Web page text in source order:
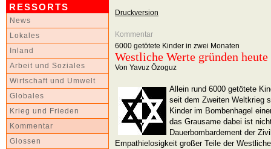
RESSORTS
News
Lokales
Inland
Arbeit und Soziales
Wirtschaft und Umwelt
Globales
Krieg und Frieden
Kommentar
Glossen
Druckversion
Kommentar
6000 getötete Kinder in zwei Monaten
Westliche Werte gründen
Von Yavuz Özoguz
Allein rund 6000 getötete
seit dem Zweiten Weltkrieg
Kinder im Bombenhagel
das Grausame dabei ist
Dauerbombardement der
Empathielosigkeit großer Teile der